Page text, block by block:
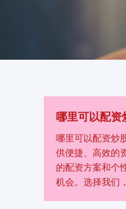
哪里可以配资
哪里可以配资炒
供便捷、高效的
的配资方案和个
机会。选择我们